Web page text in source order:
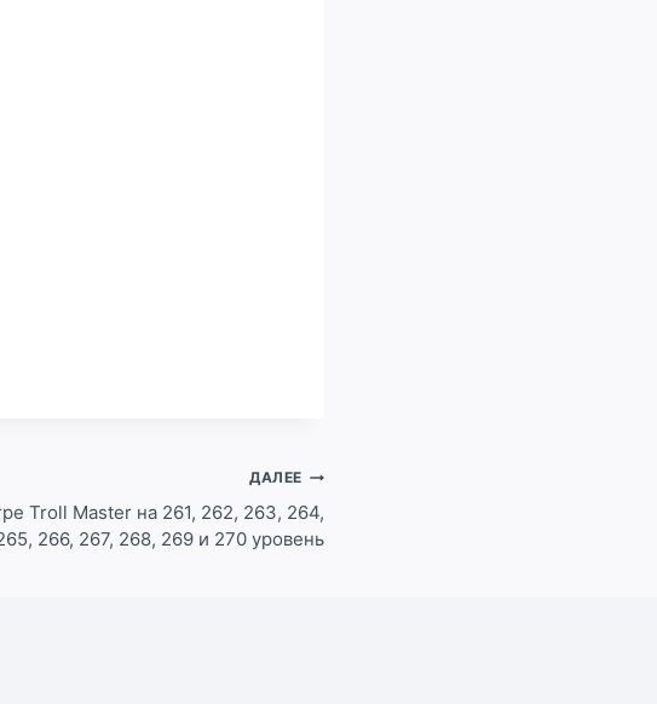
ДАЛЕЕ
Troll Master на 261, 262, 263, 264,
266, 267, 268, 269 и 270 уровень